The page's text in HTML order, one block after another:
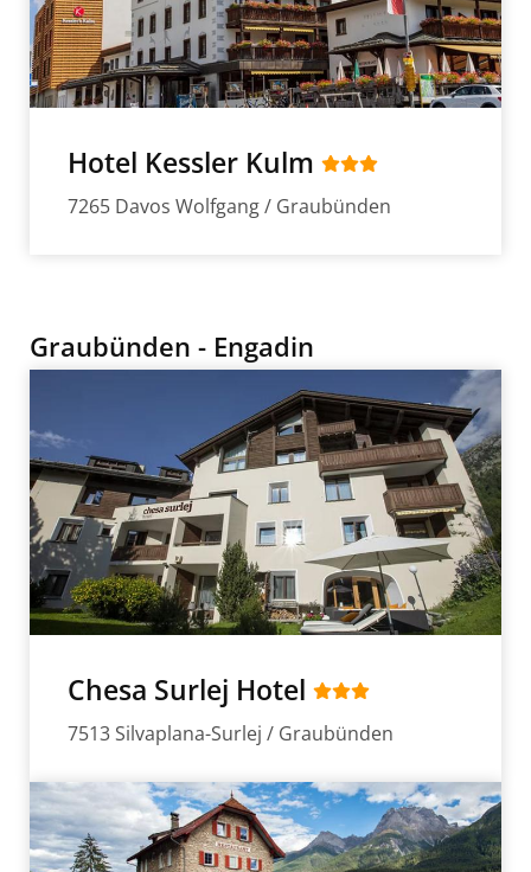
Hotel Kessler Kulm
7265 Davos Wolfgang / Graubünden
Graubünden - Engadin
Chesa Surlej Hotel
7513 Silvaplana-Surlej / Graubünden